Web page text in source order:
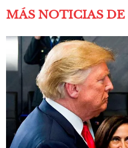
MÁS NOTICIAS DE